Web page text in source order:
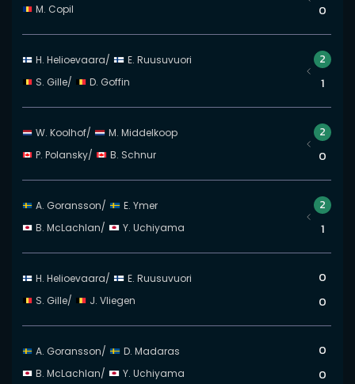
M. Copil
0
H. Helioevaara/
E. Ruusuvuori
S. Gille/ D. Goffin
2
1
W. Koolhof/
M. Middelkoop
P. Polansky/ B. Schnur
2
0
A. Goransson/
E. Ymer
B. McLachlan/ Y. Uchiyama
2
1
H. Helioevaara/
E. Ruusuvuori
S. Gille/ J. Vliegen
0
0
A. Goransson/
D. Madaras
B. McLachlan/ Y. Uchiyama
0
0